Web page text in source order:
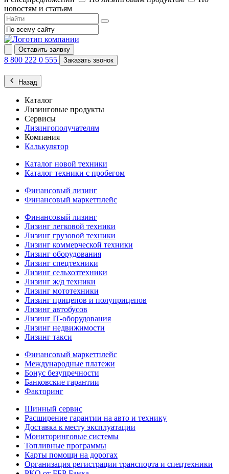
новостям и статьям
Оставить заявку
8 800 222 0 555 Заказать звонок
Назад
Каталог
Лизинговые продукты
Сервисы
Лизингополучателям
Компания
Калькулятор
Каталог новой техники
Каталог техники с пробегом
Финансовый лизинг
Финансовый маркетплейс
Финансовый лизинг
Лизинг легковой техники
Лизинг грузовой техники
Лизинг коммерческой техники
Лизинг оборудования
Лизинг спецтехники
Лизинг сельхозтехники
Лизинг ж/д техники
Лизинг мототехники
Лизинг прицепов и полуприцепов
Лизинг автобусов
Лизинг IT-оборудования
Лизинг недвижимости
Лизинг такси
Финансовый маркетплейс
Международные платежи
Бонус безупречности
Банковские гарантии
Факторинг
Шинный сервис
Расширение гарантии на авто и технику
Доставка к месту эксплуатации
Мониторинговые системы
Топливные программы
Карты помощи на дорогах
Организация регистрации транспорта и спецтехники